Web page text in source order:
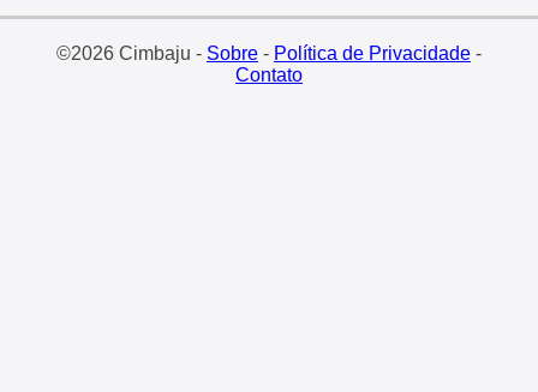
©2026 Cimbaju - Sobre- Política de Privacidade-
Contato